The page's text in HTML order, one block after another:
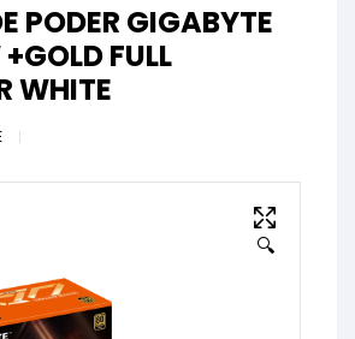
PODER GIGABYTE
FULL
WHITE
🔍